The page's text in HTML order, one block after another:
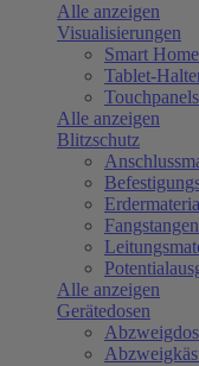
Alle anzeigen
Visualisierungen
Smart
Tablet-
Touchpanels
Alle anzeigen
Blitzschutz
Fangstangen
Alle anzeigen
Gerätedosen